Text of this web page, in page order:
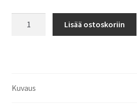
Lisää ostoskoriin
Kuvaus